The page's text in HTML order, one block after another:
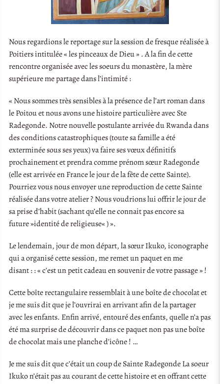
Nous regardions le reportage sur la session de fresque réalisée à
Poitiers intitulée « les pinceaux de Dieu » . A la fin de cette
rencontre organisée avec les soeurs du monastère, la mère
supérieure me partage dans l’intimité :
« Nous sommes très sensibles à la présence de l’art roman dans
le Poitou et nous avons une histoire particulière avec Ste
Radegonde. Notre nouvelle postulante arrivée du Rwanda dans
des conditions catastrophiques (toute sa famille a été
exterminée sous ses yeux) va faire ses vœux définitifs
prochainement et prendra comme prénom sœur Radegonde
(elle est arrivée en France le jour de la fête de cette Sainte).
Pourriez vous nous envoyer une reproduction de cette Sainte
réalisée dans votre atelier ? Nous voudrions lui offrir le jour de
sa prise d’habit (sachant qu’elle ne connait pas encore sa
future »identité de religieuse« ) ».
Le lendemain, jour de mon départ, la sœur Ikuko, iconographe
qui a organisé cette session, me remet un paquet en me
disant : : « c’est un petit cadeau en souvenir de votre passage » !
Cette boîte rectangulaire ressemblait à une boîte de chocolat et
je me suis dit que je l’ouvrirai en arrivant afin de la partager
avec les enfants. Enfin arrivé, entouré des enfants, quelle n’a pas
été ma surprise de découvrir dans ce paquet non pas une boîte
de chocolat mais une planche d’icône ! …
Je me suis dit que c’était un coup de Sainte Radegonde La soeur
Ikuko n’était pas au courant de cette histoire et en offrant cette